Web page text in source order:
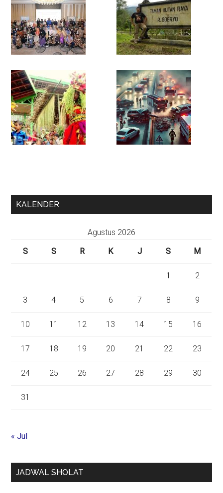
KALENDER
Agustus 2026
S
S R K J S M
1 2
3 4 5 6 7 8 9
10 11 12 13 14 15 16
17 18 19 20 21 22 23
24 25 26 27 28 29 30
31
« Jul
JADWAL SHOLAT